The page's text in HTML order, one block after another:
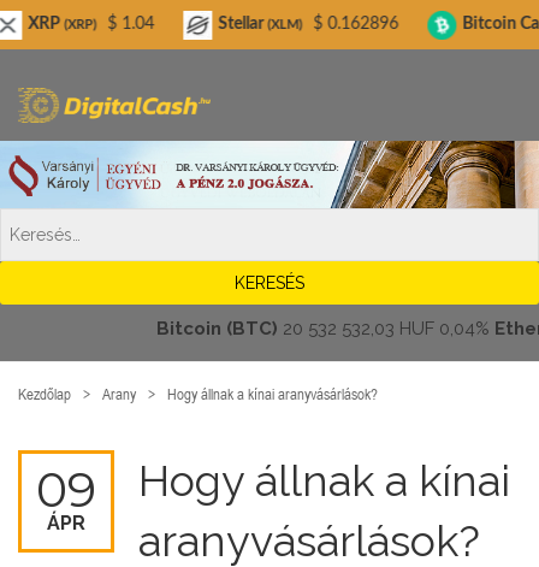
Bitcoin (BTC)20 532 532,03 HUF 0,04%
Kezdőlap Arany Hogy állnak a kínai aranyvásárlások?
09
ÁPR
Hogy állnak a kínai
aranyvásárlások?
$ 1.04 Stellar (XLM) $ 0.162896 Bitcoin Cash(BCH) $
Digitalcash.hu